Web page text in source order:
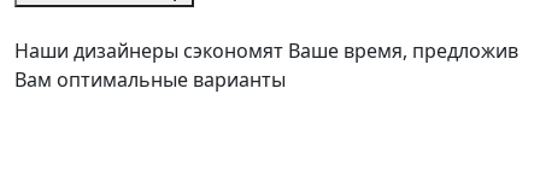
Наши дизайнеры сэкономят Ваше время, предложив
Вам оптимальные варианты